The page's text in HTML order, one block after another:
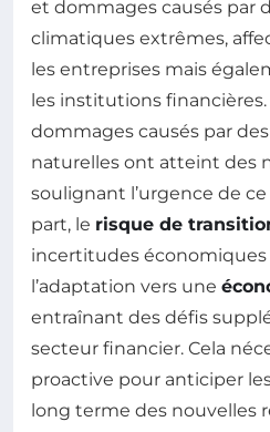
et dommages causés par
climatiques extrêmes,
les entreprises mais
les institutions financières.
dommages causés par
naturelles ont atteint des
soulignant l’urgence de
part, le risque de
incertitudes
l’adaptation vers une
entraînant des défis
secteur financier. Cela
proactive pour anticiper
long terme des nouvelles